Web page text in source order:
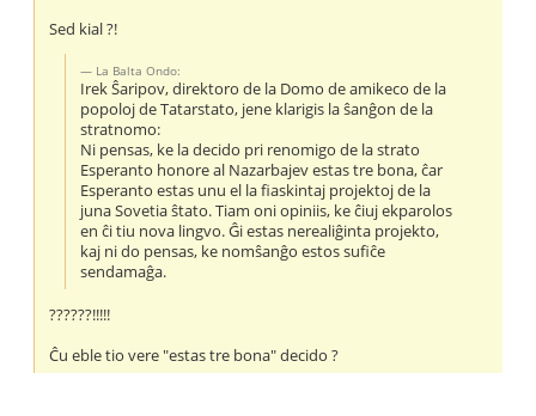
Sed kial ?!
La Balta Ondo:
Irek Ŝaripov, direktoro de la Domo de amikeco de la
popoloj de Tatarstato, jene klarigis la ŝanĝon de la
stratnomo:
Ni pensas, ke la decido pri renomigo de la strato
Esperanto honore al Nazarbajev estas tre bona, ĉar
Esperanto estas unu el la fiaskintaj projektoj de la
juna Sovetia ŝtato. Tiam oni opiniis, ke ĉiuj ekparolos
en ĉi tiu nova lingvo. Ĝi estas nerealiĝinta projekto,
kaj ni do pensas, ke nomŝanĝo estos sufiĉe
sendamaĝa.
??????!!!!!
Ĉu eble tio vere "estas tre bona" decido ?